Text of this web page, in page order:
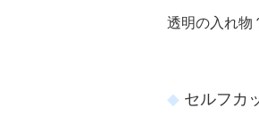
透明の入れ物
セルフカ